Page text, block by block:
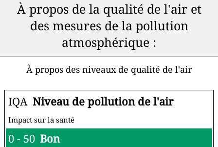
À propos de la qualité de l'air et
des mesures de la pollution
atmosphérique :
À propos des niveaux de qualité de l'air
IQA Niveau de pollution de l'air
Impact sur la santé
0 - 50 Bon